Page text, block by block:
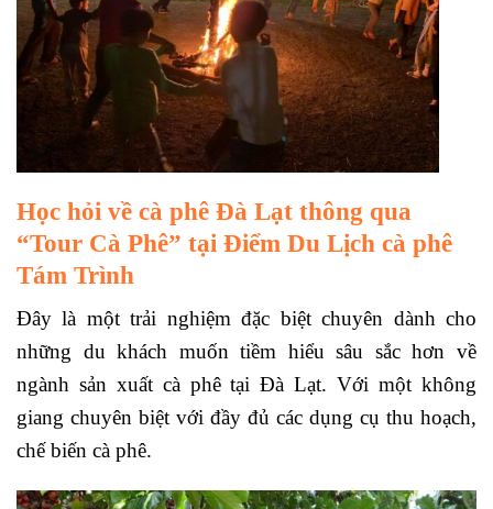
Học hỏi về cà phê Đà Lạt thông qua
“Tour Cà Phê” tại Điểm Du Lịch cà phê
Tám Trình
Đây là một trải nghiệm đặc biệt chuyên dành cho
những du khách muốn tiềm hiểu sâu sắc hơn về
ngành sản xuất cà phê tại Đà Lạt. Với một không
giang chuyên biệt với đầy đủ các dụng cụ thu hoạch,
chế biến cà phê.